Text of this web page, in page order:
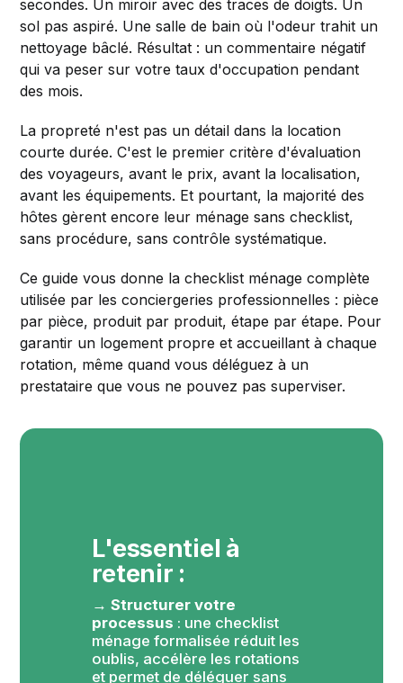
secondes. Un miroir avec des traces de doigts. Un
sol pas aspiré. Une salle de bain où l'odeur trahit un
nettoyage bâclé. Résultat : un commentaire négatif
qui va peser sur votre taux d'occupation pendant
des mois.
La propreté n'est pas un détail dans la location
courte durée. C'est le premier critère d'évaluation
des voyageurs, avant le prix, avant la localisation,
avant les équipements. Et pourtant, la majorité des
hôtes gèrent encore leur ménage sans checklist,
sans procédure, sans contrôle systématique.
Ce guide vous donne la checklist ménage complète
utilisée par les conciergeries professionnelles : pièce
par pièce, produit par produit, étape par étape. Pour
garantir un logement propre et accueillant à chaque
rotation, même quand vous déléguez à un
prestataire que vous ne pouvez pas superviser.
L'essentiel à
retenir :
→ Structurer votre
processus : une checklist
ménage formalisée réduit les
oublis, accélère les rotations
et permet de déléguer sans